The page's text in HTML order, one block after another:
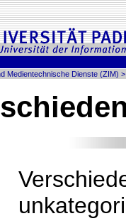
Medientechnische Dienste (ZIM)